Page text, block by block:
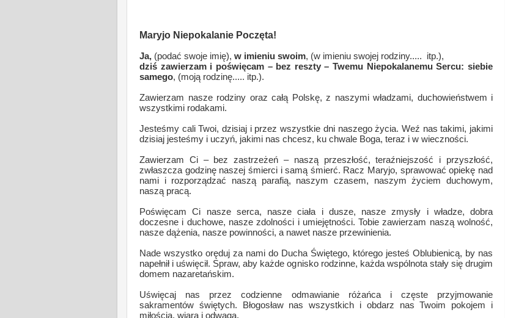
Maryjo Niepokalanie Poczęta!
Ja, (podać swoje imię), w imieniu swoim, (w imieniu swojej rodziny..... itp.),
dziś zawierzam i poświęcam – bez reszty – Twemu Niepokalanemu Sercu: siebie
samego, (moją rodzinę..... itp.).
Zawierzam nasze rodziny oraz całą Polskę, z naszymi władzami, duchowieństwem i
wszystkimi rodakami.
Jesteśmy cali Twoi, dzisiaj i przez wszystkie dni naszego życia. Weź nas takimi, jakimi
dzisiaj jesteśmy i uczyń, jakimi nas chcesz, ku chwale Boga, teraz i w wieczności.
Zawierzam Ci – bez zastrzeżeń – naszą przeszłość, teraźniejszość i przyszłość,
zwłaszcza godzinę naszej śmierci i samą śmierć. Racz Maryjo, sprawować opiekę nad
nami i rozporządzać naszą parafią, naszym czasem, naszym życiem duchowym,
naszą pracą.
Poświęcam Ci nasze serca, nasze ciała i dusze, nasze zmysły i władze, dobra
doczesne i duchowe, nasze zdolności i umiejętności. Tobie zawierzam naszą wolność,
nasze dążenia, nasze powinności, a nawet nasze przewinienia.
Nade wszystko oręduj za nami do Ducha Świętego, którego jesteś Oblubienicą, by nas
napełnił i uświęcił. Spraw, aby każde ognisko rodzinne, każda wspólnota stały się drugim
domem nazaretańskim.
Uświęcaj nas przez codzienne odmawianie różańca i częste przyjmowanie
sakramentów świętych. Błogosław nas wszystkich i obdarz nas Twoim pokojem i
miłością, wiarą i odwagą.